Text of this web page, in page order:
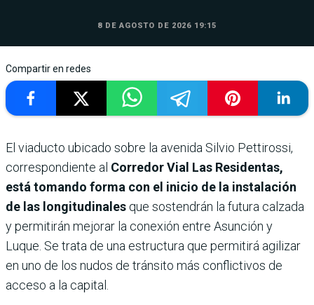
8 DE AGOSTO DE 2026 19:15
Compartir en redes
El viaducto ubicado sobre la avenida Silvio Pettirossi,
correspondiente al Corredor Vial Las Residentas,
está tomando forma con el inicio de la instalación
de las longitudinales que sostendrán la futura calzada
y permitirán mejorar la conexión entre Asunción y
Luque. Se trata de una estructura que permitirá agilizar
en uno de los nudos de tránsito más conflictivos de
acceso a la capital.